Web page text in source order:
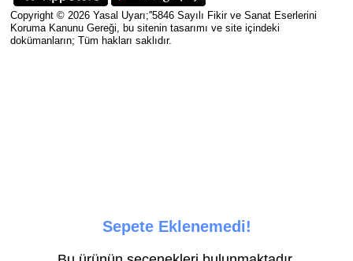
Copyright © 2026 Yasal Uyarı;''5846 Sayılı Fikir ve Sanat Eserlerini
Koruma Kanunu Gereği, bu sitenin tasarımı ve site içindeki
dokümanların; Tüm hakları saklıdır.
Sepete Eklenemedi!